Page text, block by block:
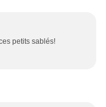
petits sablés!